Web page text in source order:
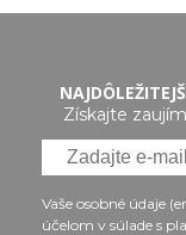
Získajte
Vaše osobné údaje
účelom v súlade s